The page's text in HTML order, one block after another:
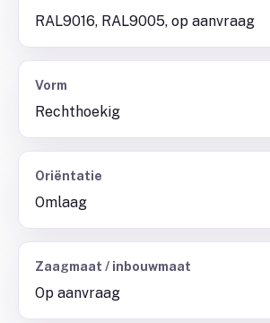
RAL9016, RAL9005, op aanvraag
Vorm
Rechthoekig
Oriëntatie
Omlaag
Zaagmaat / inbouwmaat
Op aanvraag